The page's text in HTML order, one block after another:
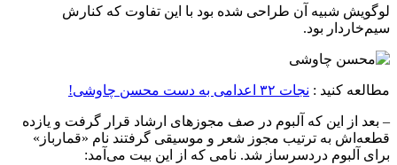
لوگویش شبیه آن طراحی شده بود با این تفاوت که کنارش
سیم‌خاردار بود.
مطالعه کنید : نجات ۳۲ اعدامی به دست محسن چاوشی!
– بعد از این که آلبوم در صف مجوزهای ارشاد قرار گرفت و یازده
قطعه‌اش به ترتیب مجوز شعر و موسیقی گرفتند نام «قمارباز»
برای آلبوم دردسرساز شد. نامی که از این بیت می‌آمد: